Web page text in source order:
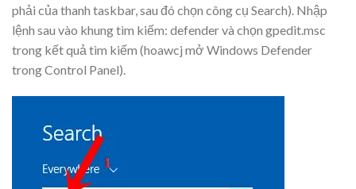
phải của thanh taskbar, sau đó chọn công cụ Search). Nhập
lệnh sau vào khung tìm kiếm: defender và chọn gpedit.msc
trong kết quả tìm kiếm (hoawcj mở Windows Defender
trong Control Panel).